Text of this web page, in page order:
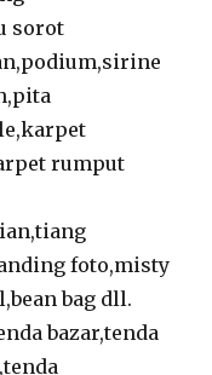
sorot
rumput
foto,misty
bag dll.
bazar,tenda